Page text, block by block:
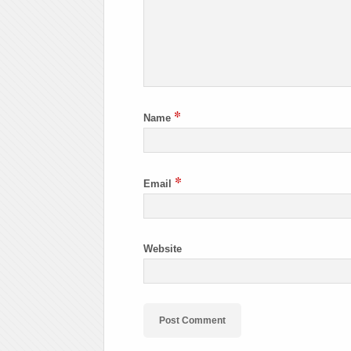
Name *
Email *
Website